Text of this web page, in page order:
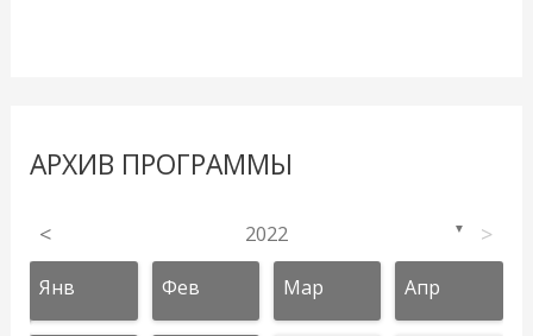
АРХИВ ПРОГРАММЫ
< 2022 ▼ >
Янв Фев Мар Апр